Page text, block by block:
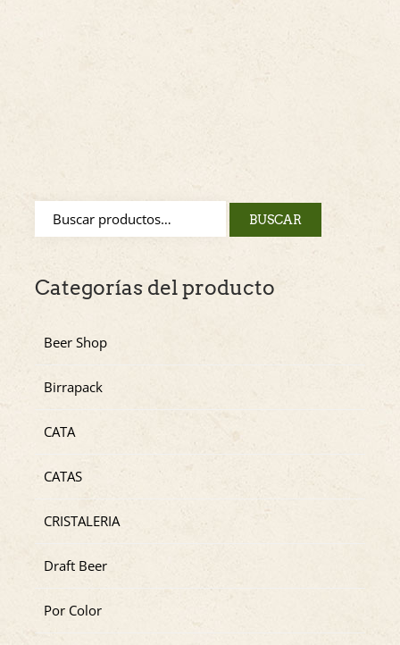
Birrapack
BUSCAR
Categorías del producto
Beer Shop
Birrapack
CATA
CATAS
CRISTALERIA
Draft Beer
Por Color